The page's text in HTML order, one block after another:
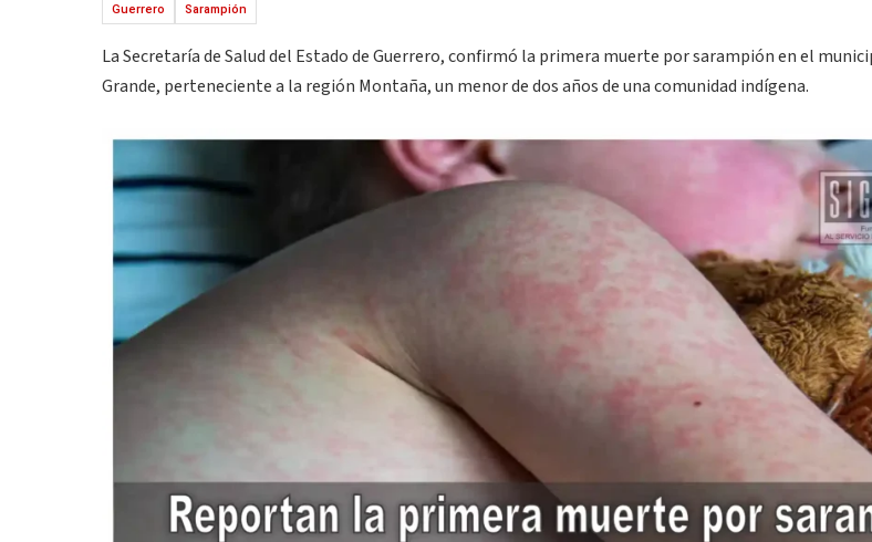
Guerrero Sarampión
La Secretaría de Salud del Estado de Guerrero, confirmó la primera muerte por sarampión en el
Grande, perteneciente a la región Montaña, un menor de dos años de una comunidad indígena.